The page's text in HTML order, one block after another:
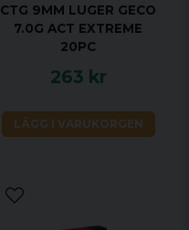
CTG 9MM LUGER GECO
7.0G ACT EXTREME
20PC
263 kr
LÄGG I VARUKORGEN